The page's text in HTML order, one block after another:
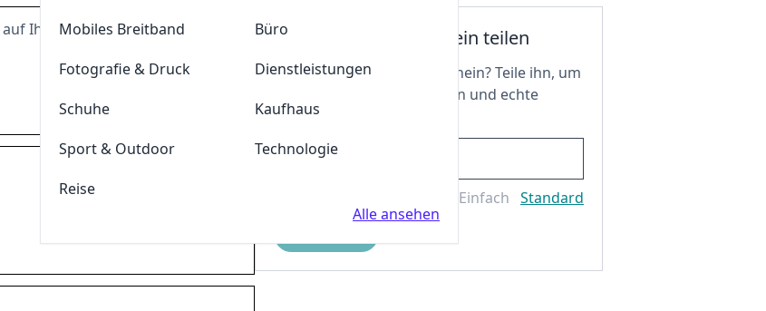
Mobiles Breitband
Büro
Fotografie & Druck
Dienstleistungen
Schuhe
Kaufhaus
Sport & Outdoor
Technologie
Reise
Alle ansehen
auf Ihre zweiten Produkte Deinen Gutschein teilen
Hast du einen tollen Gutschein? Teile ihn, um
Token freizuschalten und echte
Geldprämien zu genießen!
Einfach Standard